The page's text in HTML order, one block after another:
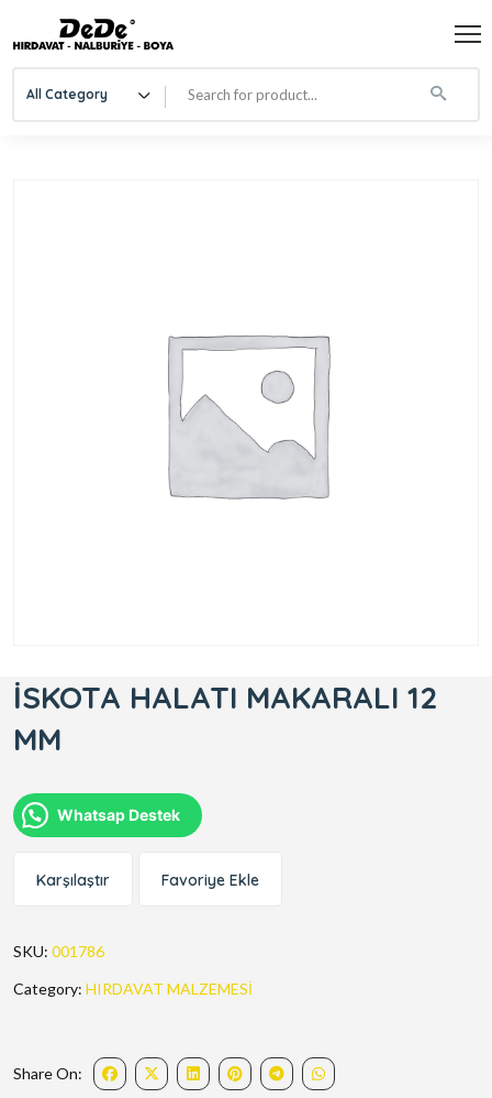
All Category
İSKOTA HALATI MAKARALI 12
MM
Whatsap Destek
Karşılaştır Favoriye Ekle
SKU: 001786
Category: HIRDAVAT MALZEMESİ
Share On: